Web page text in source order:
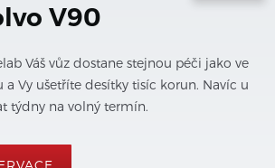
V90
Váš vůz dostane stejnou péči jako ve
a Vy ušetříte desítky tisíc korun. Navíc u
týdny na volný termín.